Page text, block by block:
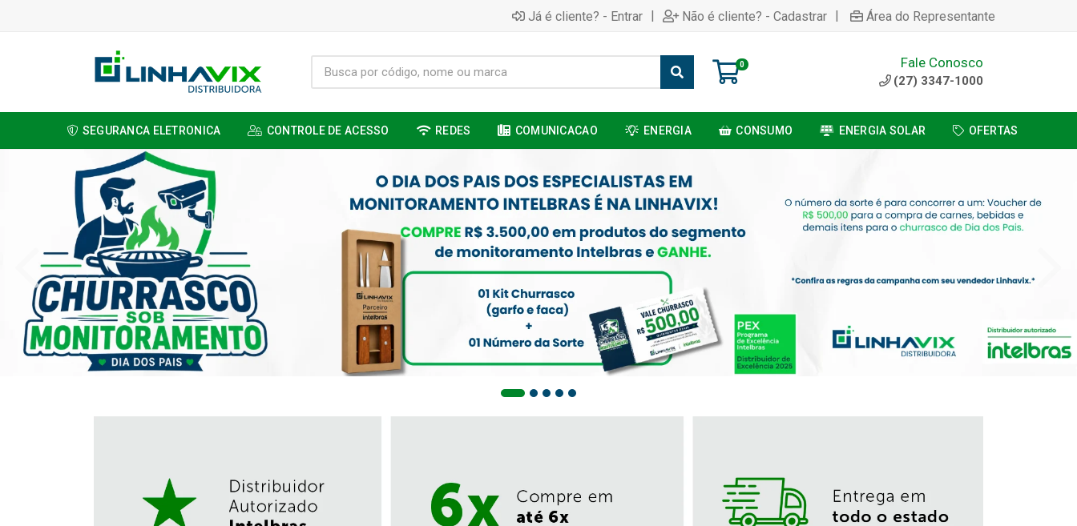
Já é cliente? - Entrar | Não é cliente? - Cadastrar | Área do Representante
0 Fale Conosco
(27) 3347-1000
SEGURANCA ELETRONICA CONTROLE DE ACESSO REDES COMUNICACAO ENERGIA CONSUMO ENERGIA SOLAR OFERTAS